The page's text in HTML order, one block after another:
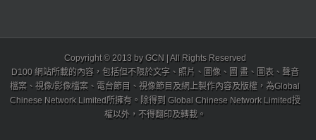
Copyright © 2013 by GCN | All Rights Reserved
D100 網站所載的內容，包括但不限於文字、照片、圖像、圖 畫、圖表、聲音
檔案、視像/影像檔案、電台節目、視像節目及網上製作內容及版權，為Global
Chinese Network Limited所擁有。除得到 Global Chinese Network Limited授
權以外，不得翻印及轉載。